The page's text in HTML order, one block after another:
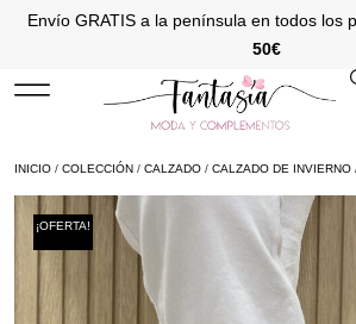
Envío GRATIS a la península en todos los
50€
INICIO / COLECCIÓN / CALZADO / CALZADO DE INVIERNO
¡OFERTA!